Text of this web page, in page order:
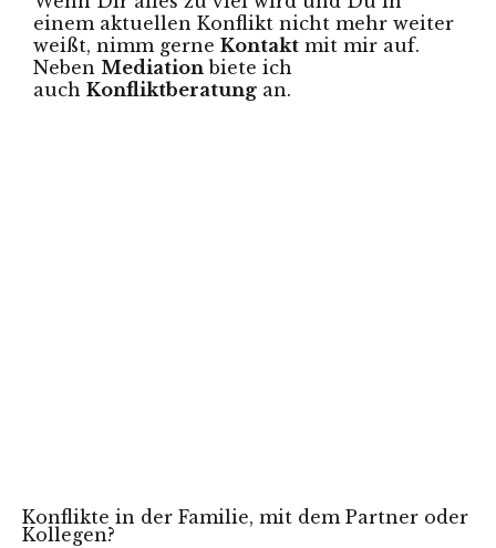
einem aktuellen Konflikt nicht mehr weiter
weißt, nimm gerne Kontakt mit mir auf.
Neben Mediation biete ich
auch Konfliktberatung an.
Konflikte in der Familie, mit dem Partner oder
Kollegen?